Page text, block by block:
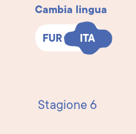
Cambia lingua
FUR ITA
FUR ITA
Stagione 6